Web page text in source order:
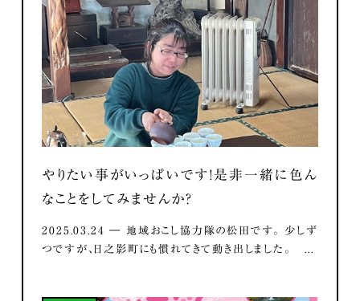
やりたい事がいっぱいです！是非一緒に色ん
なことをしてみませんか？
2025.03.24 ― 地域おこし協力隊の松田です。 少しず
つですが、日之影町にも慣れてきて動き出しました。 ...